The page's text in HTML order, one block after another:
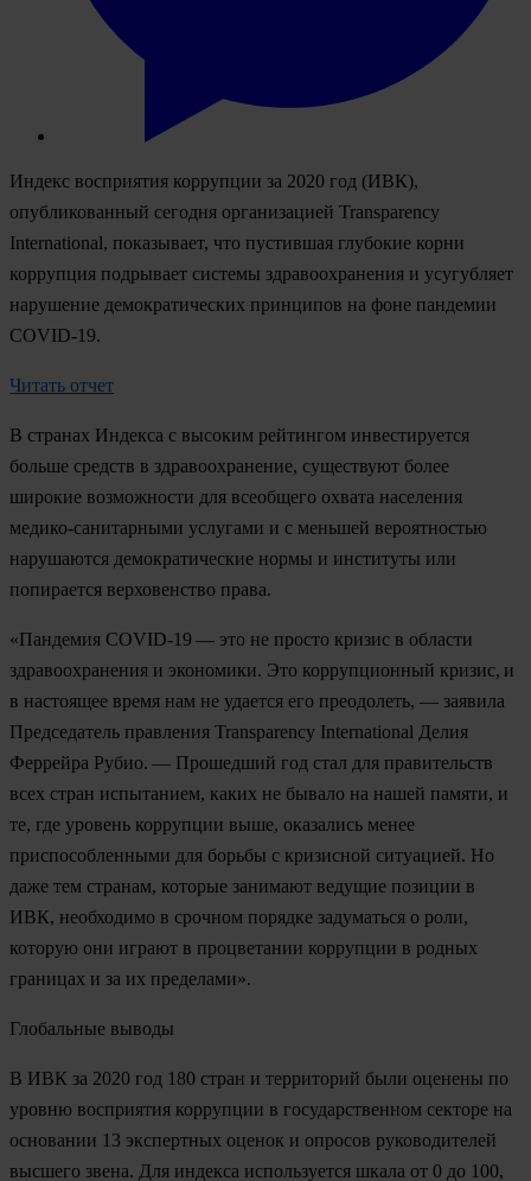
Индекс восприятия коррупции за 2020 год (ИВК),
опубликованный сегодня организацией Transparency
International, показывает, что пустившая глубокие корни
коррупция подрывает системы здравоохранения и усугубляет
нарушение демократических принципов на фоне пандемии
COVID-19.
Читать отчет
В странах Индекса с высоким рейтингом инвестируется
больше средств в здравоохранение, существуют более
широкие возможности для всеобщего охвата населения
медико-санитарными услугами и с меньшей вероятностью
нарушаются демократические нормы и институты или
попирается верховенство права.
«Пандемия COVID-19 — это не просто кризис в области
здравоохранения и экономики. Это коррупционный кризис, и
в настоящее время нам не удается его преодолеть, — заявила
Председатель правления Transparency International Делия
Феррейра Рубио. — Прошедший год стал для правительств
всех стран испытанием, каких не бывало на нашей памяти, и
те, где уровень коррупции выше, оказались менее
приспособленными для борьбы с кризисной ситуацией. Но
даже тем странам, которые занимают ведущие позиции в
ИВК, необходимо в срочном порядке задуматься о роли,
которую они играют в процветании коррупции в родных
границах и за их пределами».
Глобальные выводы
В ИВК за 2020 год 180 стран и территорий были оценены по
уровню восприятия коррупции в государственном секторе на
основании 13 экспертных оценок и опросов руководителей
высшего звена. Для индекса используется шкала от 0 до 100,